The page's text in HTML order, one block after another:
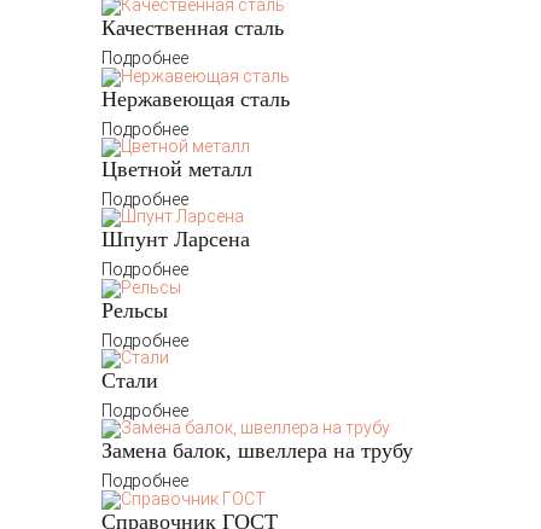
Качественная сталь
Подробнее
Нержавеющая сталь
Подробнее
Цветной металл
Подробнее
Шпунт Ларсена
Подробнее
Рельсы
Подробнее
Стали
Подробнее
Замена балок, швеллера на трубу
Подробнее
Справочник ГОСТ